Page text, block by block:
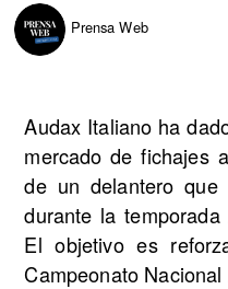
Prensa Web
Audax Italiano ha
mercado de fichajes
de un delantero que
durante la
El objetivo es
Campeonato Nacional